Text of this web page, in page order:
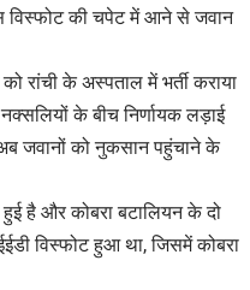
विस्फोट की चपेट में आने से जवान
रांची के अस्पताल में भर्ती कराया
के बीच निर्णायक लड़ाई
जवानों को नुकसान पहुंचाने के
है और कोबरा बटालियन के दो
विस्फोट हुआ था, जिसमें कोबरा